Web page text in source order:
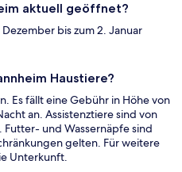
aktuell geöffnet?
bis zum 2. Januar
Haustiere?
Es fällt eine Gebühr in Höhe von
an. Assistenztiere sind von
und Wassernäpfe sind
gelten. Für weitere
Unterkunft.